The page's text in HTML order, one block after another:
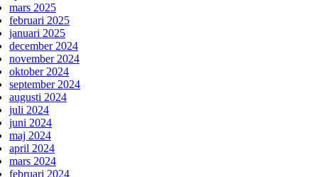
mars 2025
februari 2025
januari 2025
december 2024
november 2024
oktober 2024
september 2024
augusti 2024
juli 2024
juni 2024
maj 2024
april 2024
mars 2024
februari 2024